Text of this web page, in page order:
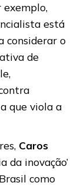
exemplo,
está
considerar o
de
que viola a
Caros
da inovação’
como